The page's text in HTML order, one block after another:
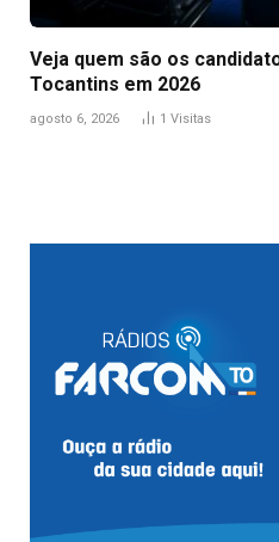
Veja quem são os
Tocantins em 2026
agosto 6, 2026 1 Visitas